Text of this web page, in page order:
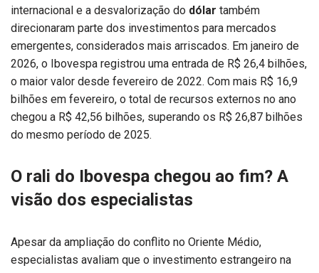
internacional e a desvalorização do dólar também
direcionaram parte dos investimentos para mercados
emergentes, considerados mais arriscados. Em janeiro de
2026, o Ibovespa registrou uma entrada de R$ 26,4 bilhões,
o maior valor desde fevereiro de 2022. Com mais R$ 16,9
bilhões em fevereiro, o total de recursos externos no ano
chegou a R$ 42,56 bilhões, superando os R$ 26,87 bilhões
do mesmo período de 2025.
O rali do Ibovespa chegou ao fim? A
visão dos especialistas
Apesar da ampliação do conflito no Oriente Médio,
especialistas avaliam que o investimento estrangeiro na